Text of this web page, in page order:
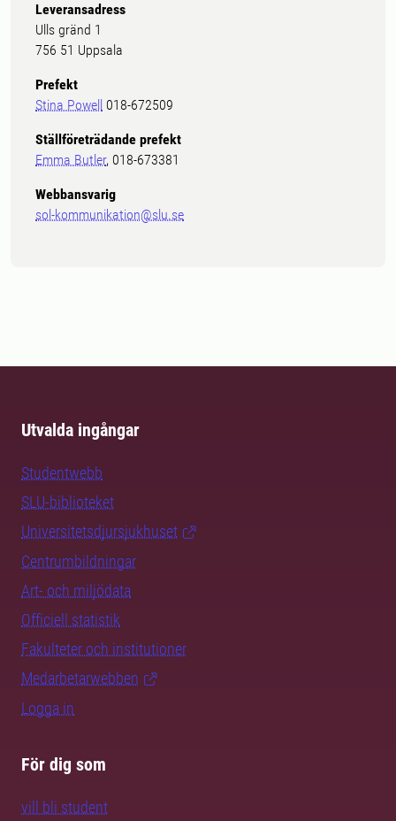
Leveransadress
Ulls gränd 1
756 51 Uppsala
Prefekt
Stina Powell 018-672509
Ställföreträdande prefekt
Emma Butler, 018-673381
Webbansvarig
sol-kommunikation@slu.se
Utvalda ingångar
Studentwebb
SLU-biblioteket
Universitetsdjursjukhuset
Centrumbildningar
Art- och miljödata
Officiell statistik
Fakulteter och institutioner
Medarbetarwebben
Logga in
För dig som
vill bli student